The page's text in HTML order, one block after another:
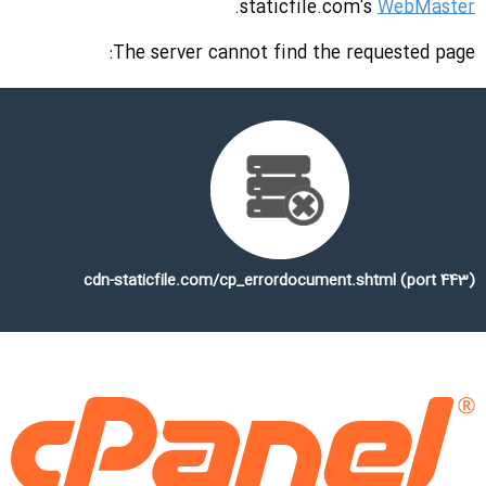
staticfile.com's WebMaster
.
The server cannot find the requested page:
cdn-staticfile.com/cp_errordocument.shtml (port 443)